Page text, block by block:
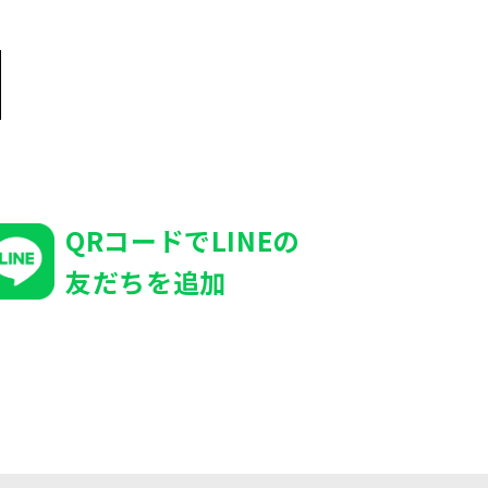
QRコードでLINEの
友だちを追加